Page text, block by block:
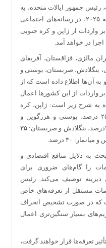
جمهور ایالات متحده، به
ویژه پس از اجلاس بریکس در ۷ ژوئیه ۲۰۲۵، در رسانه‌های اجتماعی
گمرکی بر واردات از ژاپن و کره جنوبی
در خواهد آمد.
مالزی، قزاقستان، آفریقای
بنگلادش، صربستان، بوسنی و
به آن‌ها اطلاع داده است که از
از ۲۵ تا ۴۰ درصد بر واردات از این کشورها اعمال
به شرح زیر است: ژاپن، کره
جنوبی، قزاقستان، مالزی و تونس: ۲۵ درصد، بوسنی و هرزگوین و
آفریقای جنوبی: ۳۰ درصد، اندونزی: ۳۲درصد، بنگلادش و صربستان: ۳۵
به دلایل منافع اقتصادی و
را گام‌های ضروری برای
دیرینه توصیف می‌کند. رئیس
مستقل از تعرفه‌های خاص
که در صورت تشخیص انحراف
بسیار سنگین‌تری اعمال
تعرفه‌ها قرار خواهند گرفت،